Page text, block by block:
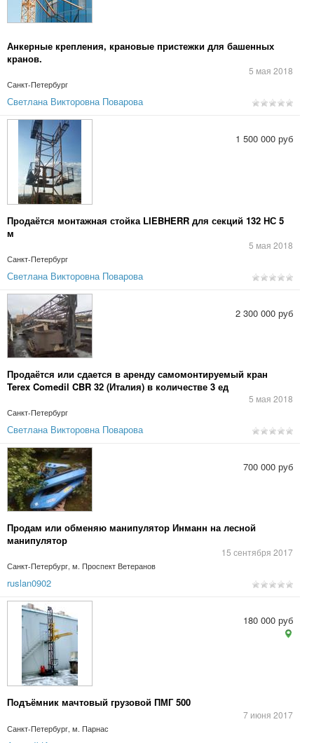
Анкерные крепления, крановые пристежки для башенных
кранов.
5 мая 2018
Санкт-Петербург
Светлана Викторовна Поварова
Продаётся монтажная стойка LIEBHERR для секций 132 НС 5
м
5 мая 2018
Санкт-Петербург
1 500 000 руб
Светлана Викторовна Поварова
Продаётся или сдается в аренду самомонтируемый кран
Terex Comedil CBR 32 (Италия) в количестве 3 ед
5 мая 2018
Санкт-Петербург
2 300 000 руб
Светлана Викторовна Поварова
Продам или обменяю манипулятор Инманн на лесной
манипулятор
15 сентября 2017
Санкт-Петербург, м. Проспект Ветеранов
700 000 руб
ruslan0902
Подъёмник мачтовый грузовой ПМГ 500
7 июня 2017
Санкт-Петербург, м. Парнас
180 000 руб